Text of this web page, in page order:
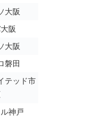
大阪
阪
大阪
磐田
テッド市
神戸